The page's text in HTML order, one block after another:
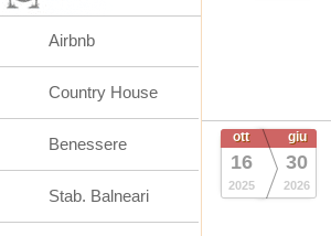
ott
16
2025
giu
30
2026
Airbnb
Country House
Benessere
Stab. Balneari